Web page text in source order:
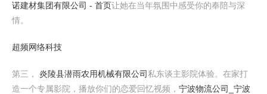
诺建材集团有限公司 - 首页让她在当年氛围中感受你的奉陪与深
情。
超频网络科技
第三， 炎陵县潜雨农用机械有限公司私东谈主影院体验。在家打
造一个专属影院，播放你们的恋爱回忆视频， 宁波物流公司_宁波